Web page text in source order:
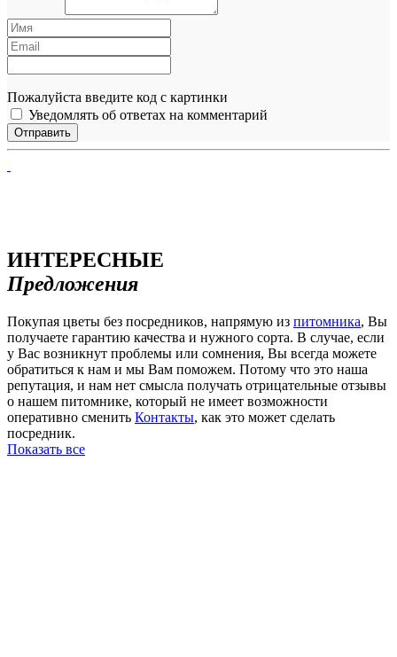
Пожалуйста введите код с картинки
Уведомлять об ответах на комментарий
ИНТЕРЕСНЫЕ
Предложения
Покупая цветы без посредников, напрямую из питомника, Вы
получаете гарантию качества и нужного сорта. В случае, если
у Вас возникнут проблемы или сомнения, Вы всегда можете
обратиться к нам и мы Вам поможем. Потому что это наша
репутация, и нам нет смысла получать отрицательные отзывы
о нашем питомнике, который не имеет возможности
оперативно сменить Контакты, как это может сделать
посредник.
Показать все